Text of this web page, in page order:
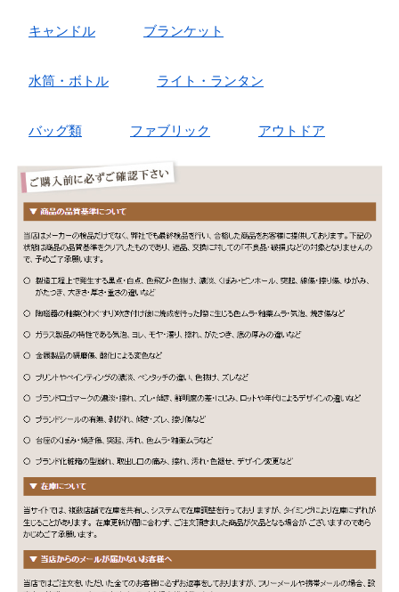
キャンドル ブランケット
水筒・ボトル ライト・ランタン
バッグ類 ファブリック アウトドア